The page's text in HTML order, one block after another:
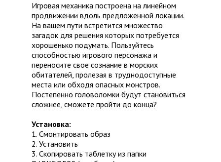
Игровая механика построена на линейном
продвижении вдоль предложенной локации.
На вашем пути встретится множество
загадок для решения которых потребуется
хорошенько подумать. Пользуйтесь
способностью игрового персонажа и
переносите свое сознание в морских
обитателей, пролезая в труднодоступные
места или обходя опасных монстров.
Постепенно головоломки будут становиться
сложнее, сможете пройти до конца?
Установка:
1. Смонтировать образ
2. Установить
3. Скопировать таблетку из папки